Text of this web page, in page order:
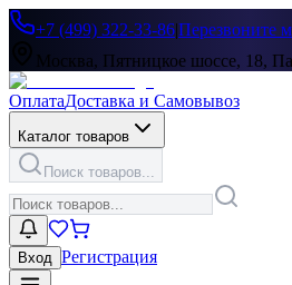
+7 (499) 322-33-86|Перезвоните
Москва, Пятницкое шоссе, 18,
ОплатаДоставка и Самовывоз
Каталог товаров
Поиск товаров...
Вход Регистрация